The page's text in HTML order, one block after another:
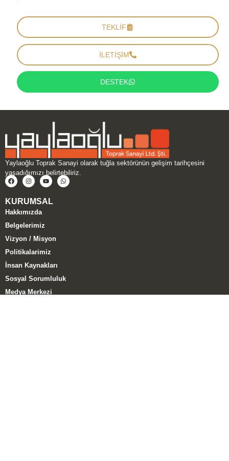
TEKLİF
İLETİŞİM
DESTEK
Yaylaoğlu Toprak Sanayi olarak tuğla sektörünün gelişim tarihçesini
yaşadığımızı belirtebiliriz.
KURUMSAL
Hakkımızda
Belgelerimiz
Vizyon / Misyon
Politikalarimiz
İnsan Kaynakları
Sosyal Sorumluluk
Medya Merkezi